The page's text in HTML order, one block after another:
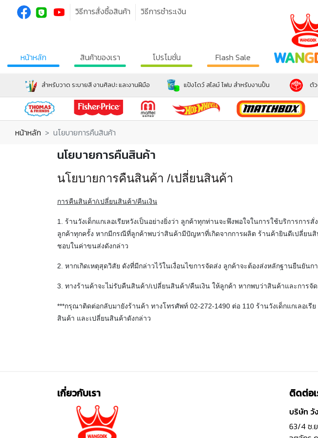
วิธีการสั่งซื้อสินค้า วิธีการชำระเงิน
หน้าหลัก สินค้าของเรา โปรโมชั่น Flash Sale
สำหรับวาด ระบายสี งานศิลปะ และงานฝีมือ แป้งโดว์ สไลม์ โฟม สำหรับงานปั้น ตั
หน้าหลัก นโยบายการคืนสินค้า
นโยบายการคืนสินค้า
นโยบายการคืนสินค้า /เปลี่ยนสินค้า
การคืนสินค้า/เปลี่ยนสินค้า/คืนเงิน
1. ร้านวังเด็กแกเลอเรียหวังเป็นอย่างยิ่งว่า ลูกค้าทุกท่านจะพึงพอใจในการใช้บริการก
ลูกค้าทุกครั้ง หากมีกรณีที่ลูกค้าพบว่าสินค้ามีปัญหาที่เกิดจากการผลิต ร้านค้ายินดีเปลี่ยน
ชอบในค่าขนส่งดังกล่าว
2. หากเกิดเหตุสุดวิสัย ดังที่มีกล่าวไว้ในเงื่อนไขการจัดส่ง ลูกค้าจะต้องส่งหลักฐานยืนยัน
3. ทางร้านค้าจะไม่รับคืนสินค้า/เปลี่ยนสินค้า/คืนเงิน ให้ลูกค้า หากพบว่าสินค้าและการ
***กรุณาติดต่อกลับมายังร้านค้า ทางโทรศัพท์ 02-272-1490 ต่อ 110 ร้านวังเด็กแกเลอเรีย
สินค้า และเปลี่ยนสินค้าดังกล่าว
เกี่ยวกับเรา ติดต่อ
บริษัท วั
63/4 ซ.